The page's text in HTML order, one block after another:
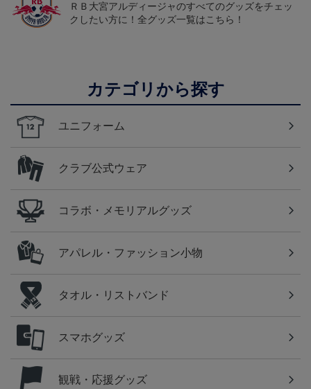
ＲＢ大宮アルディージャのすべてのグッズをチェッ
クしたい方に！全グッズ一覧はこちら！
カテゴリから探す
ユニフォーム
クラブ公式ウェア
コラボ・メモリアルグッズ
アパレル・ファッション小物
タオル・リストバンド
スマホグッズ
観戦・応援グッズ